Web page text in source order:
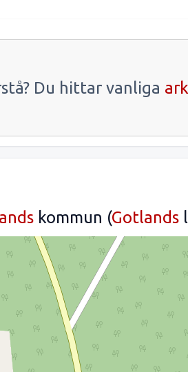
Du hittar vanliga
kommun (Gotlands